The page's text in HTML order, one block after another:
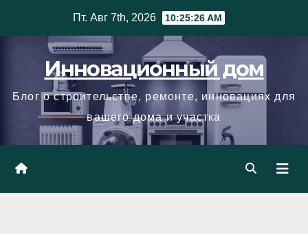
Пт. Авг 7th, 2026 10:25:27 AM
Инновационный дом
Блог о строительстве, ремонте, инновациях для
вашего дома и участка